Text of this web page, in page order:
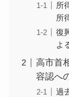
所
所
復
よ
高市首
容認へ
過